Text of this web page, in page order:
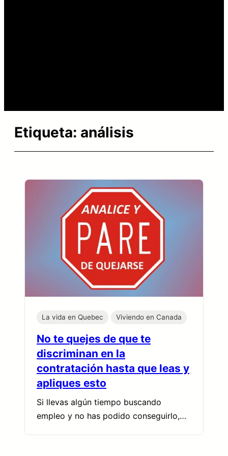
Etiqueta: análisis
La vida en Quebec Viviendo en Canada
No te quejes de que te
discriminan en la
contratación hasta que leas y
apliques esto
Si llevas algún tiempo buscando
empleo y no has podido conseguirlo,…